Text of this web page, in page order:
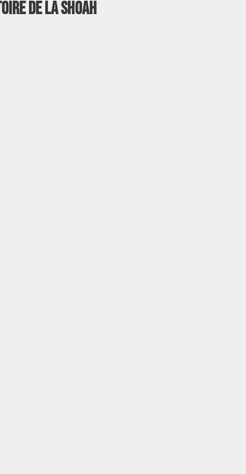
de la Shoah